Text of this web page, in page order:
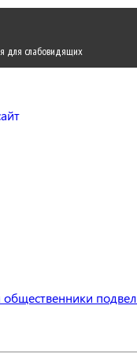
для слабовидящих